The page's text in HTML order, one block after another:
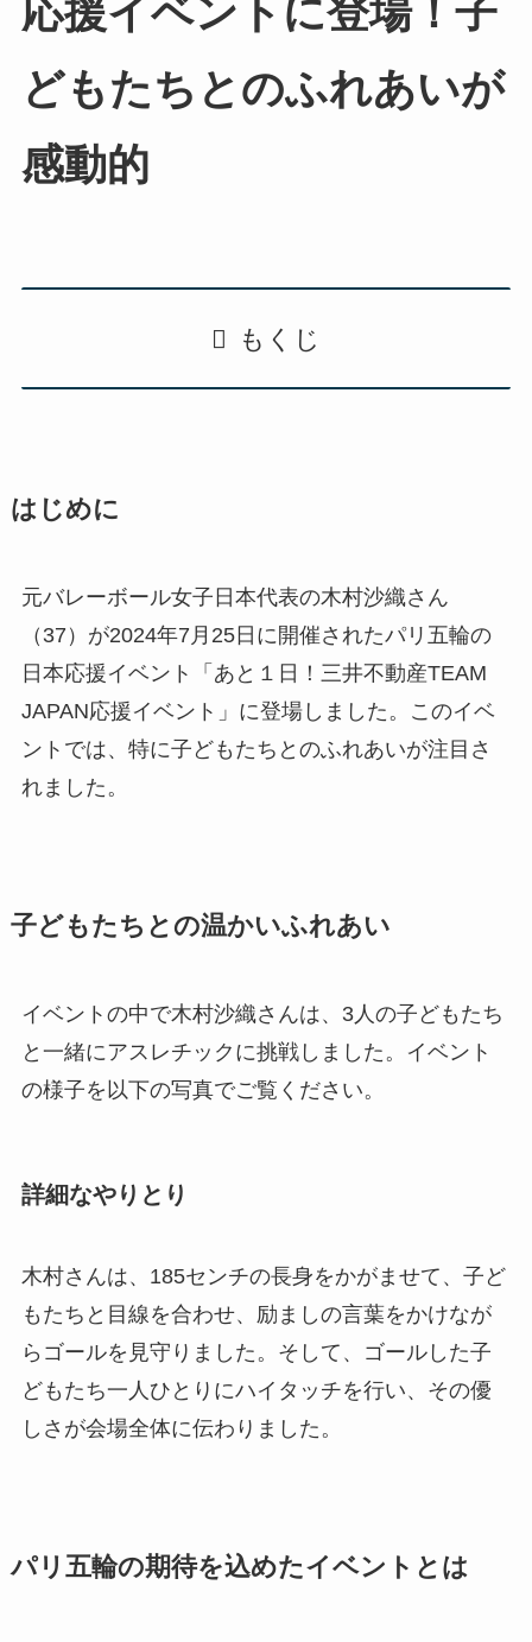
応援イベントに登場！子
どもたちとのふれあいが
感動的
もくじ
はじめに
元バレーボール女子日本代表の木村沙織さん
（37）が2024年7月25日に開催されたパリ五輪の
日本応援イベント「あと１日！三井不動産TEAM
JAPAN応援イベント」に登場しました。このイベ
ントでは、特に子どもたちとのふれあいが注目さ
れました。
子どもたちとの温かいふれあい
イベントの中で木村沙織さんは、3人の子どもたち
と一緒にアスレチックに挑戦しました。イベント
の様子を以下の写真でご覧ください。
詳細なやりとり
木村さんは、185センチの長身をかがませて、子ど
もたちと目線を合わせ、励ましの言葉をかけなが
らゴールを見守りました。そして、ゴールした子
どもたち一人ひとりにハイタッチを行い、その優
しさが会場全体に伝わりました。
パリ五輪の期待を込めたイベントとは